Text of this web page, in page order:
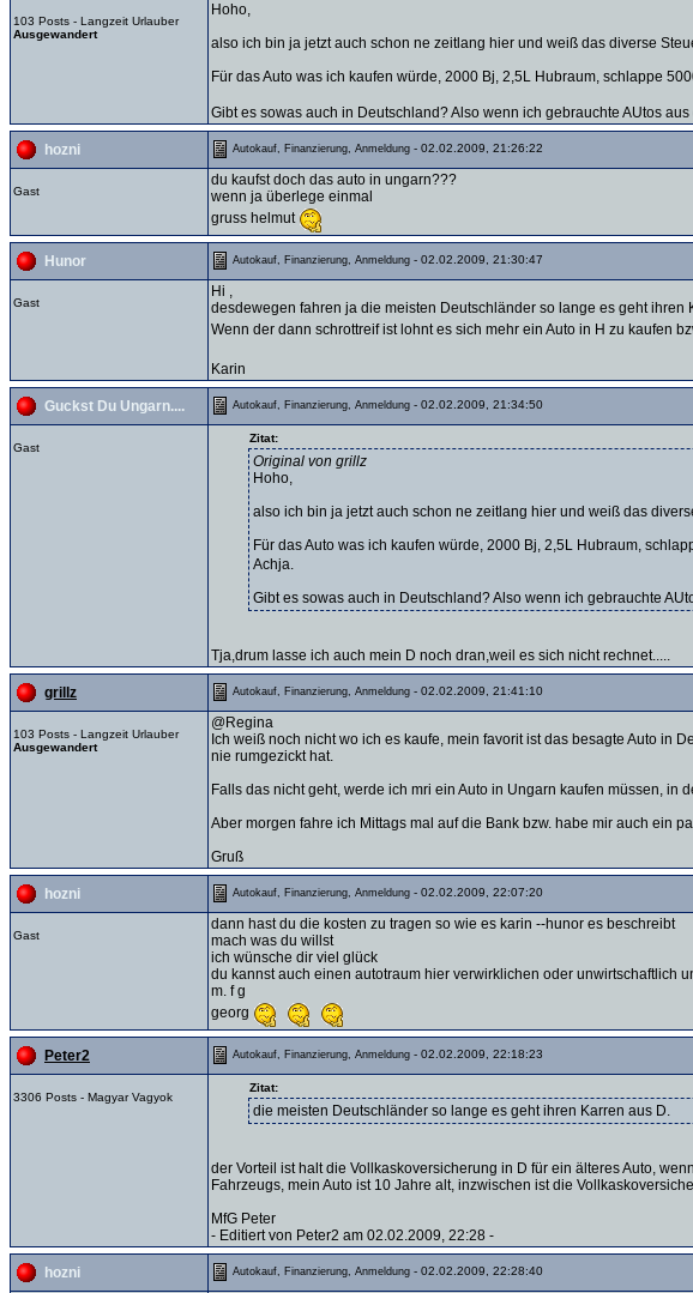
103 Posts - Langzeit Urlauber
Ausgewandert
Hoho,
also ich bin ja jetzt auch schon ne zeitlang hier und weiß das diverse
Für das Auto was ich kaufen würde, 2000 Bj, 2,5L Hubraum, schlappe
Gibt es sowas auch in Deutschland? Also wenn ich gebrauchte AUtos
hozni Autokauf, Finanzierung, Anmeldung - 02.02.2009, 21:26:22
Gast
du kaufst doch das auto in ungarn???
wenn ja überlege einmal
gruss helmut
Hunor Autokauf, Finanzierung, Anmeldung - 02.02.2009, 21:30:47
Gast
Hi ,
desdewegen fahren ja die meisten Deutschländer so lange es geht ihren
Wenn der dann schrottreif ist lohnt es sich mehr ein Auto in H zu kaufen
Karin
Guckst Du Ungarn.... Autokauf, Finanzierung, Anmeldung - 02.02.2009, 21:34:50
Gast
Zitat:
Original von grillz
Hoho,
also ich bin ja jetzt auch schon ne zeitlang hier und weiß das
Für das Auto was ich kaufen würde, 2000 Bj, 2,5L Hubraum,
Achja.
Gibt es sowas auch in Deutschland? Also wenn ich gebrauchte
Tja,drum lasse ich auch mein D noch dran,weil es sich nicht rechnet.....
grillz Autokauf, Finanzierung, Anmeldung - 02.02.2009, 21:41:10
103 Posts - Langzeit Urlauber
Ausgewandert
@Regina
Ich weiß noch nicht wo ich es kaufe, mein favorit ist das besagte Auto in
nie rumgezickt hat.
Falls das nicht geht, werde ich mri ein Auto in Ungarn kaufen müssen,
Aber morgen fahre ich Mittags mal auf die Bank bzw. habe mir auch ein
Gruß
hozni Autokauf, Finanzierung, Anmeldung - 02.02.2009, 22:07:20
Gast
dann hast du die kosten zu tragen so wie es karin --hunor es beschreibt
mach was du willst
ich wünsche dir viel glück
du kannst auch einen autotraum hier verwirklichen oder unwirtschaftlich
m. f g
georg
Peter2 Autokauf, Finanzierung, Anmeldung - 02.02.2009, 22:18:23
3306 Posts - Magyar Vagyok
Zitat:
die meisten Deutschländer so lange es geht ihren Karren aus D.
der Vorteil ist halt die Vollkaskoversicherung in D für ein älteres Auto,
Fahrzeugs, mein Auto ist 10 Jahre alt, inzwischen ist die
MfG Peter
- Editiert von Peter2 am 02.02.2009, 22:28 -
hozni Autokauf, Finanzierung, Anmeldung - 02.02.2009, 22:28:40